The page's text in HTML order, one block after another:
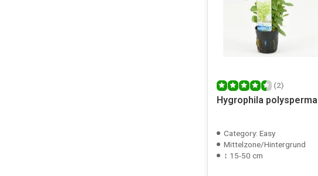
(2)
Hygrophila polysperma
Category: Easy
Mittelzone/Hintergrund
↕ 15-50 cm